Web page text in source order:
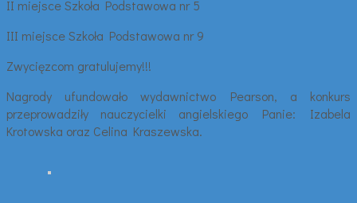
II miejsce Szkoła Podstawowa nr 5
III miejsce Szkoła Podstawowa nr 9
Zwycięzcom gratulujemy!!!
Nagrody ufundowało wydawnictwo Pearson, a konkurs
przeprowadziły nauczycielki angielskiego Panie: Izabela
Krotowska oraz Celina Kraszewska.